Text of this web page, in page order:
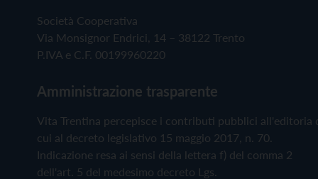
Società Cooperativa
Via Monsignor Endrici, 14 – 38122 Trento
P.IVA e C.F. 00199960220
Amministrazione trasparente
Vita Trentina percepisce i contributi pubblici all'editoria
cui al decreto legislativo 15 maggio 2017, n. 70.
Indicazione resa ai sensi della lettera f) del comma 2
dell'art. 5 del medesimo decreto Lgs.